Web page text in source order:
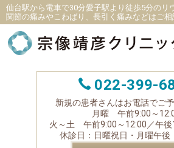
仙台駅から電車で30分愛子駅より徒歩5分の リ
関節の痛みやこわばり、長引く痛みなどはご相
022-399-
新規の患者さんはお電話でご
月曜 午前9:00～
火～土 午前9:00～12:00／午後
休診日：日曜祝日・月曜午後